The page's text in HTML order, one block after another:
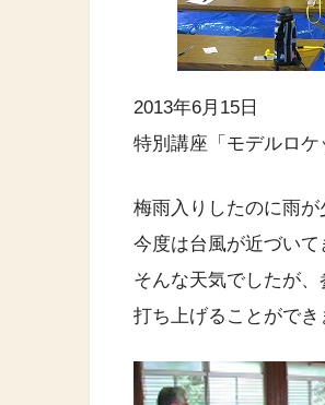
2013年6月15日
特別講座「モデルロケ
梅雨入りしたのに雨が
今度は台風が近づいて
そんな天気でしたが
打ち上げることができ